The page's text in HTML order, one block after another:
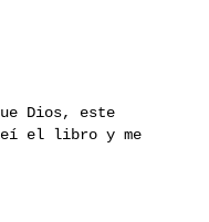
Dios, este
leí el libro y me